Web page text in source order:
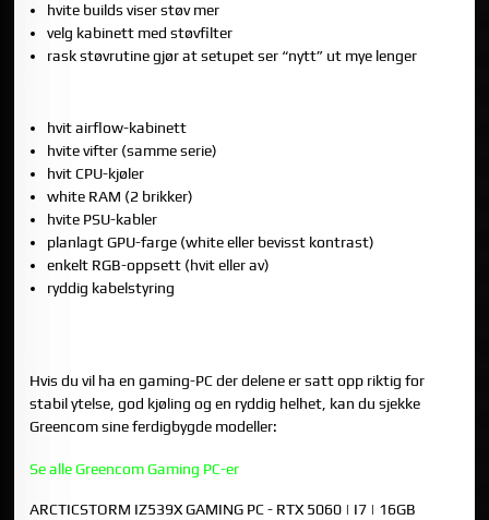
hvite builds viser støv mer
velg kabinett med støvfilter
rask støvrutine gjør at setupet ser “nytt” ut mye lenger
hvit airflow-kabinett
hvite vifter (samme serie)
hvit CPU-kjøler
white RAM (2 brikker)
hvite PSU-kabler
planlagt GPU-farge (white eller bevisst kontrast)
enkelt RGB-oppsett (hvit eller av)
ryddig kabelstyring
Hvis du vil ha en gaming-PC der delene er satt opp riktig for
stabil ytelse, god kjøling og en ryddig helhet, kan du sjekke
Greencom sine ferdigbygde modeller:
Se alle Greencom Gaming PC-er
ARCTICSTORM IZ539X GAMING PC - RTX 5060 | I7 | 16GB